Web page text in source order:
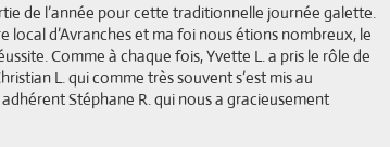
de l’année pour cette traditionnelle journée galette.
d’Avranches et ma foi nous étions nombreux, le
Comme à chaque fois, Yvette L. a pris le rôle de
L. qui comme très souvent s’est mis au
Stéphane R. qui nous a gracieusement